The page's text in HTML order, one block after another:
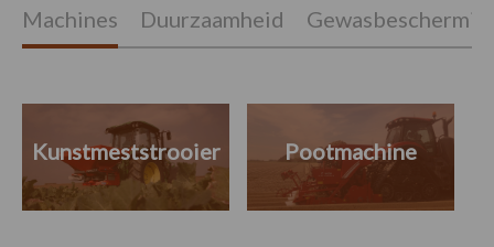
Machines Duurzaamheid
Kunstmeststrooier Pootmachine